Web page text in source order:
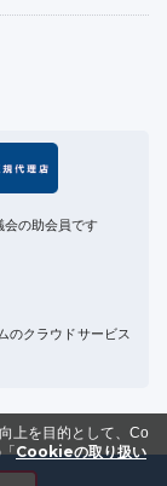
会の助会員です
のクラウドサービス
上を目的として、Co
Cookieの取り扱い